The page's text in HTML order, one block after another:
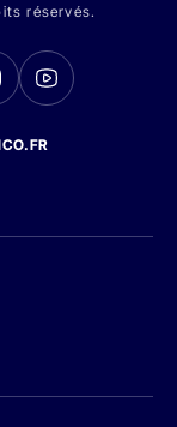
réservés.